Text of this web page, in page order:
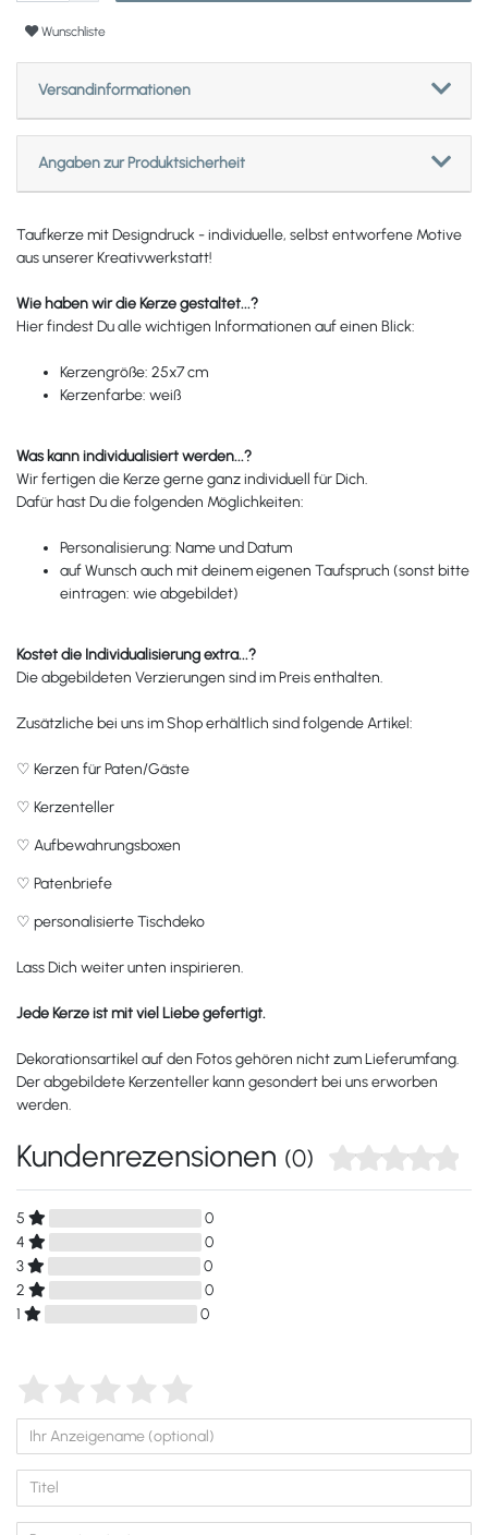
Wunschliste
Versandinformationen
Angaben zur Produktsicherheit
Taufkerze mit Designdruck - individuelle, selbst entworfene Motive
aus unserer Kreativwerkstatt!
Wie haben wir die Kerze gestaltet...?
Hier findest Du alle wichtigen Informationen auf einen Blick:
Kerzengröße: 25x7 cm
Kerzenfarbe: weiß
Was kann individualisiert werden...?
Wir fertigen die Kerze gerne ganz individuell für Dich.
Dafür hast Du die folgenden Möglichkeiten:
Personalisierung: Name und Datum
auf Wunsch auch mit deinem eigenen Taufspruch (sonst bitte
eintragen: wie abgebildet)
Kostet die Individualisierung extra...?
Die abgebildeten Verzierungen sind im Preis enthalten.
Zusätzliche bei uns im Shop erhältlich sind folgende Artikel:
♡ Kerzen für Paten/Gäste
♡ Kerzenteller
♡ Aufbewahrungsboxen
♡ Patenbriefe
♡ personalisierte Tischdeko
Lass Dich weiter unten inspirieren.
Jede Kerze ist mit viel Liebe gefertigt.
Dekorationsartikel auf den Fotos gehören nicht zum Lieferumfang.
Der abgebildete Kerzenteller kann gesondert bei uns erworben
werden.
Kundenrezensionen (0)
5
0
4
0
3
0
2
0
1
0